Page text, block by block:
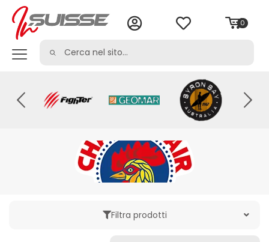
0
Filtra prodotti